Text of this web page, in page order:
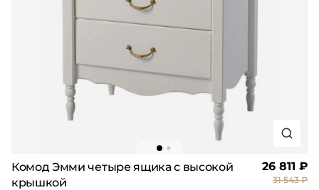
Комод Эмми четыре ящика с высокой
крышкой
26 811 ₽
31 543 ₽